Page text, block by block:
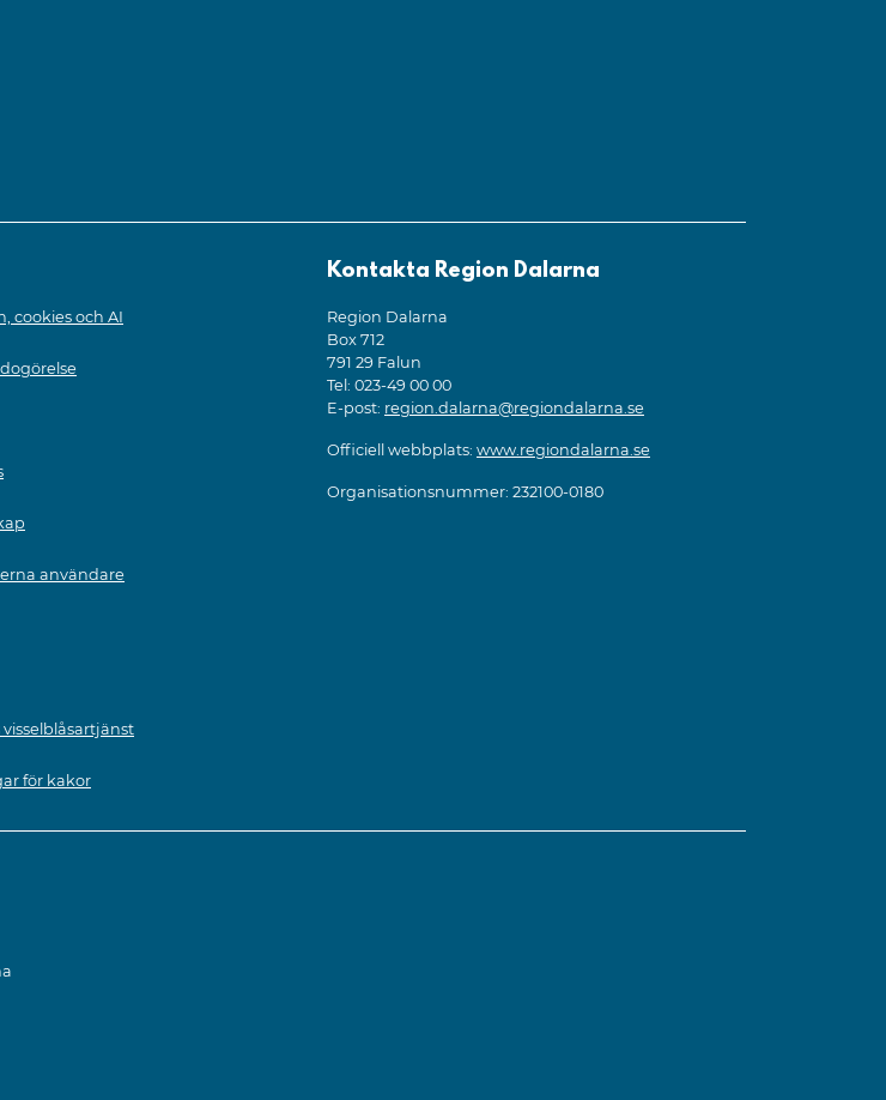
cookies och AI
användare
för kakor
Kontakta Region Dalarna
Region Dalarna
Box 712
791 29 Falun
Tel: 023-49 00 00
E-post: region.dalarna@regiondalarna.se
Officiell webbplats: www.regiondalarna.se
Organisationsnummer: 232100-0180